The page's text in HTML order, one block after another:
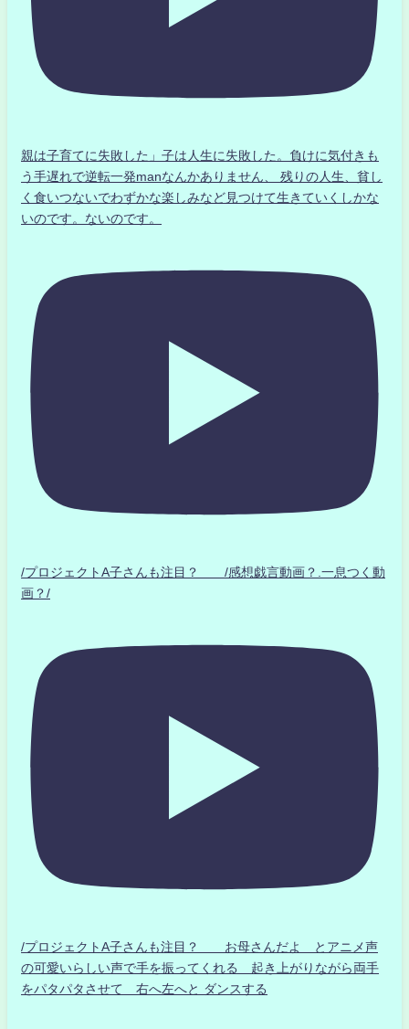
親は子育てに失敗した」子は人生に失敗した。負けに気付きも
う手遅れで逆転一発manなんかありません、 残りの人生、貧し
く食いつないでわずかな楽しみなど見つけて生きていくしかな
いのです。ないのです。
/プロジェクトA子さんも注目？ /感想戯言動画？.一息つく動
画？/
/プロジェクトA子さんも注目？ お母さんだよ とアニメ声
の可愛いらしい声で手を振ってくれる 起き上がりながら両手
をパタパタさせて 右へ左へと ダンスする